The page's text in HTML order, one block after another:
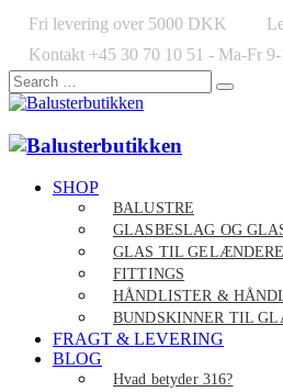
Fri levering over 5000 DKK
Kontakt +45 30 70 10 51 - Ma-Fr
SHOP
BALUSTRE
GLASBESLAG OG
GLAS TIL GELÆNDERE
FITTINGS
HÅNDLISTER &
BUNDSKINNER TIL
FRAGT & LEVERING
BLOG
Hvad betyder 316?